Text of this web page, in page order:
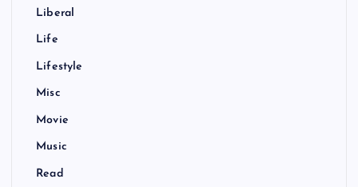
Liberal
Life
Lifestyle
Misc
Movie
Music
Read